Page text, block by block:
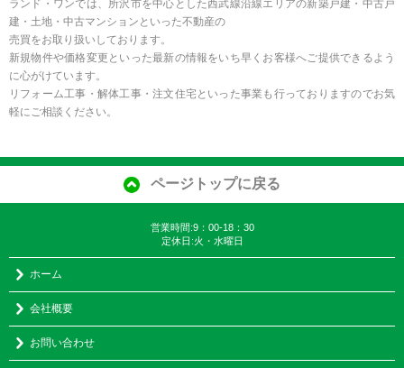
ランド・ワンでは、所沢市を中心とした西武線沿線エリアの新築戸建・中古戸
建・土地・中古マンションといった不動産の
売買をお取り扱いしております。
新規物件や価格変更といった最新の情報をいち早くお客様へご提供できるよう
に心がけています。
リフォーム工事・解体工事・注文住宅といった事業も行っておりますのでお気
軽にご相談ください。
ページトップに戻る
営業時間:9：00-18：30
定休日:火・水曜日
ホーム
会社概要
お問い合わせ